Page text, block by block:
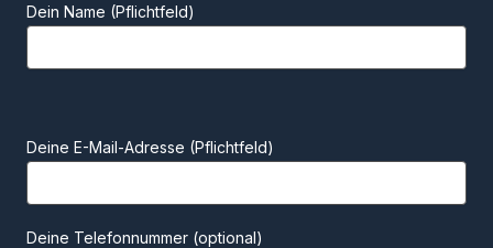
Dein Name (Pflichtfeld)
Deine E-Mail-Adresse (Pflichtfeld)
Deine Telefonnummer (optional)